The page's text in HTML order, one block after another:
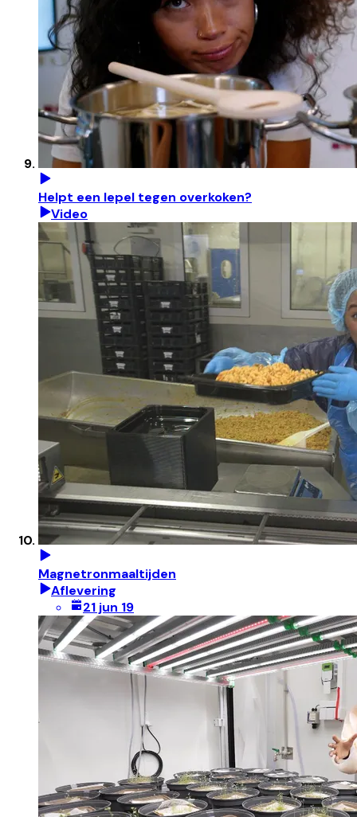
Helpt een lepel tegen overkoken?
Video
Magnetronmaaltijden
Aflevering
21 jun 19